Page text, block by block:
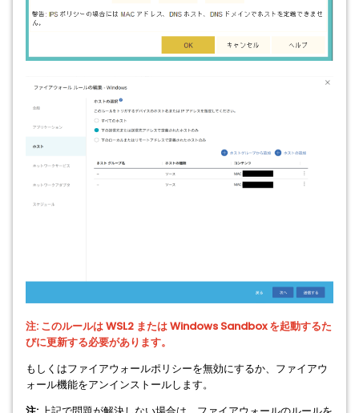
注: このルールは WSL2 または Windows Sandbox を起動するた
びに更新する必要があります。
もしくはファイアウォールポリシーを無効にするか、ファイアウ
ォール機能をアンインストールします。